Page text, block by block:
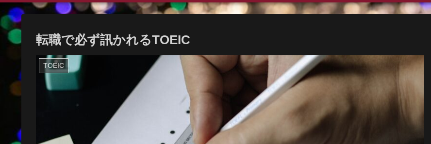
転職で必ず訊かれるTOEIC
TOEIC